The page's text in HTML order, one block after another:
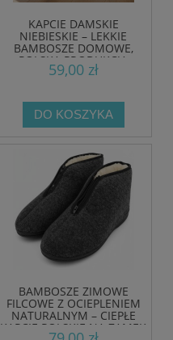
KAPCIE DAMSKIE
NIEBIESKIE – LEKKIE
BAMBOSZE DOMOWE,
POLSKA PRODUKCJA
59,00 zł
DO KOSZYKA
BAMBOSZE ZIMOWE
FILCOWE Z OCIEPLENIEM
NATURALNYM – CIEPŁE
KAPCIE POLSKIE NA ZAMEK